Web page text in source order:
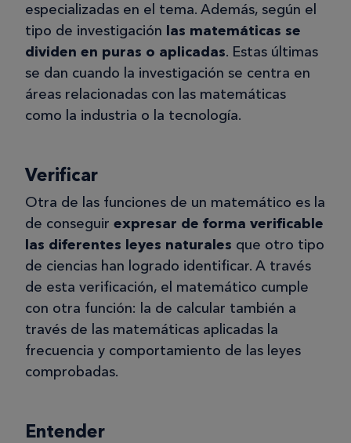
especializadas en el tema. Además, según el
tipo de investigación las matemáticas se
dividen en puras o aplicadas. Estas últimas
se dan cuando la investigación se centra en
áreas relacionadas con las matemáticas
como la industria o la tecnología.
Verificar
Otra de las funciones de un matemático es la
de conseguir expresar de forma verificable
las diferentes leyes naturales que otro tipo
de ciencias han logrado identificar. A través
de esta verificación, el matemático cumple
con otra función: la de calcular también a
través de las matemáticas aplicadas la
frecuencia y comportamiento de las leyes
comprobadas.
Entender